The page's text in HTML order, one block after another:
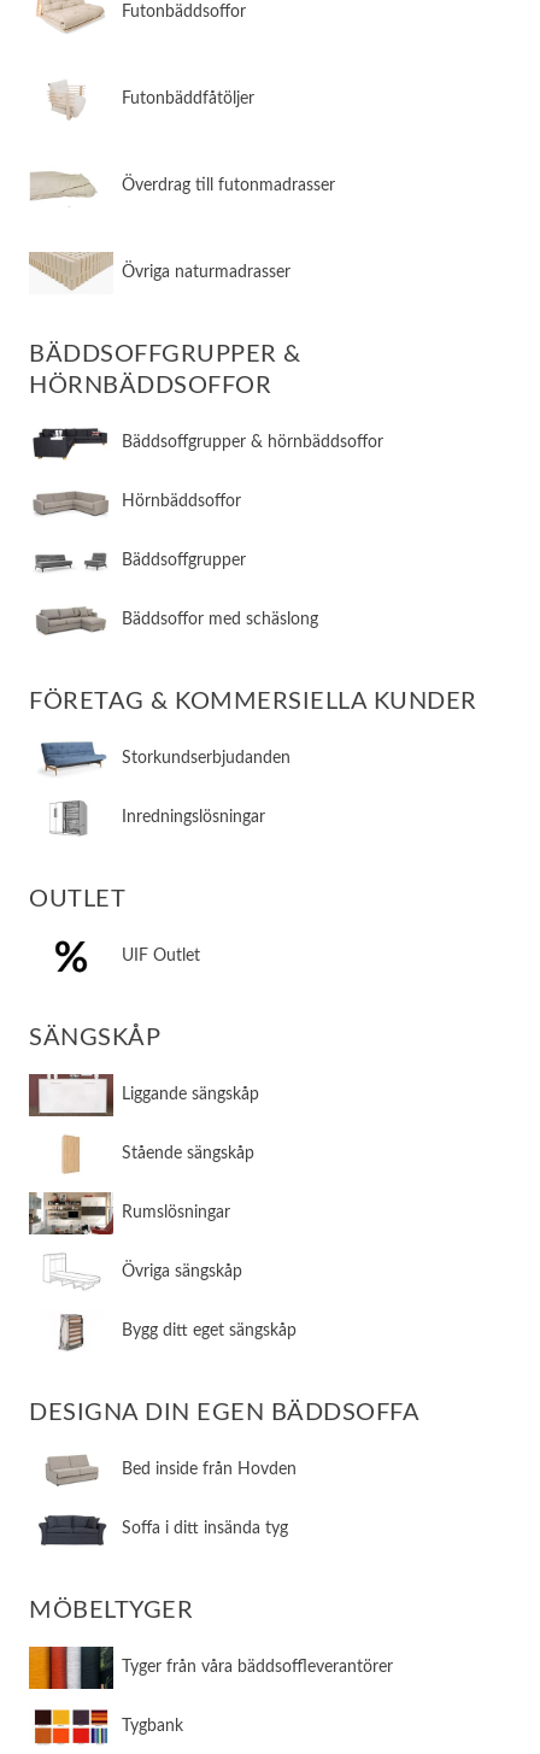
Futonbäddsoffor
Futonbäddfåtöljer
Överdrag till futonmadrasser
Övriga naturmadrasser
BÄDDSOFFGRUPPER &
HÖRNBÄDDSOFFOR
Bäddsoffgrupper & hörnbäddsoffor
Hörnbäddsoffor
Bäddsoffgrupper
Bäddsoffor med schäslong
FÖRETAG & KOMMERSIELLA KUNDER
Storkundserbjudanden
Inredningslösningar
OUTLET
UIF Outlet
SÄNGSKÅP
​Liggande sängskåp
​Stående sängskåp
​Rumslösningar
​Övriga sängskåp
​Bygg ditt eget sängskåp
DESIGNA DIN EGEN BÄDDSOFFA
​Bed inside från Hovden
Soffa i ditt insända tyg
MÖBELTYGER
Tyger från våra bäddsoffleverantörer
Tygbank